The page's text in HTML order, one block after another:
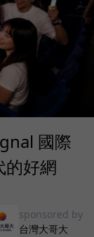
國際
的好網
sponsored by
台灣大哥大